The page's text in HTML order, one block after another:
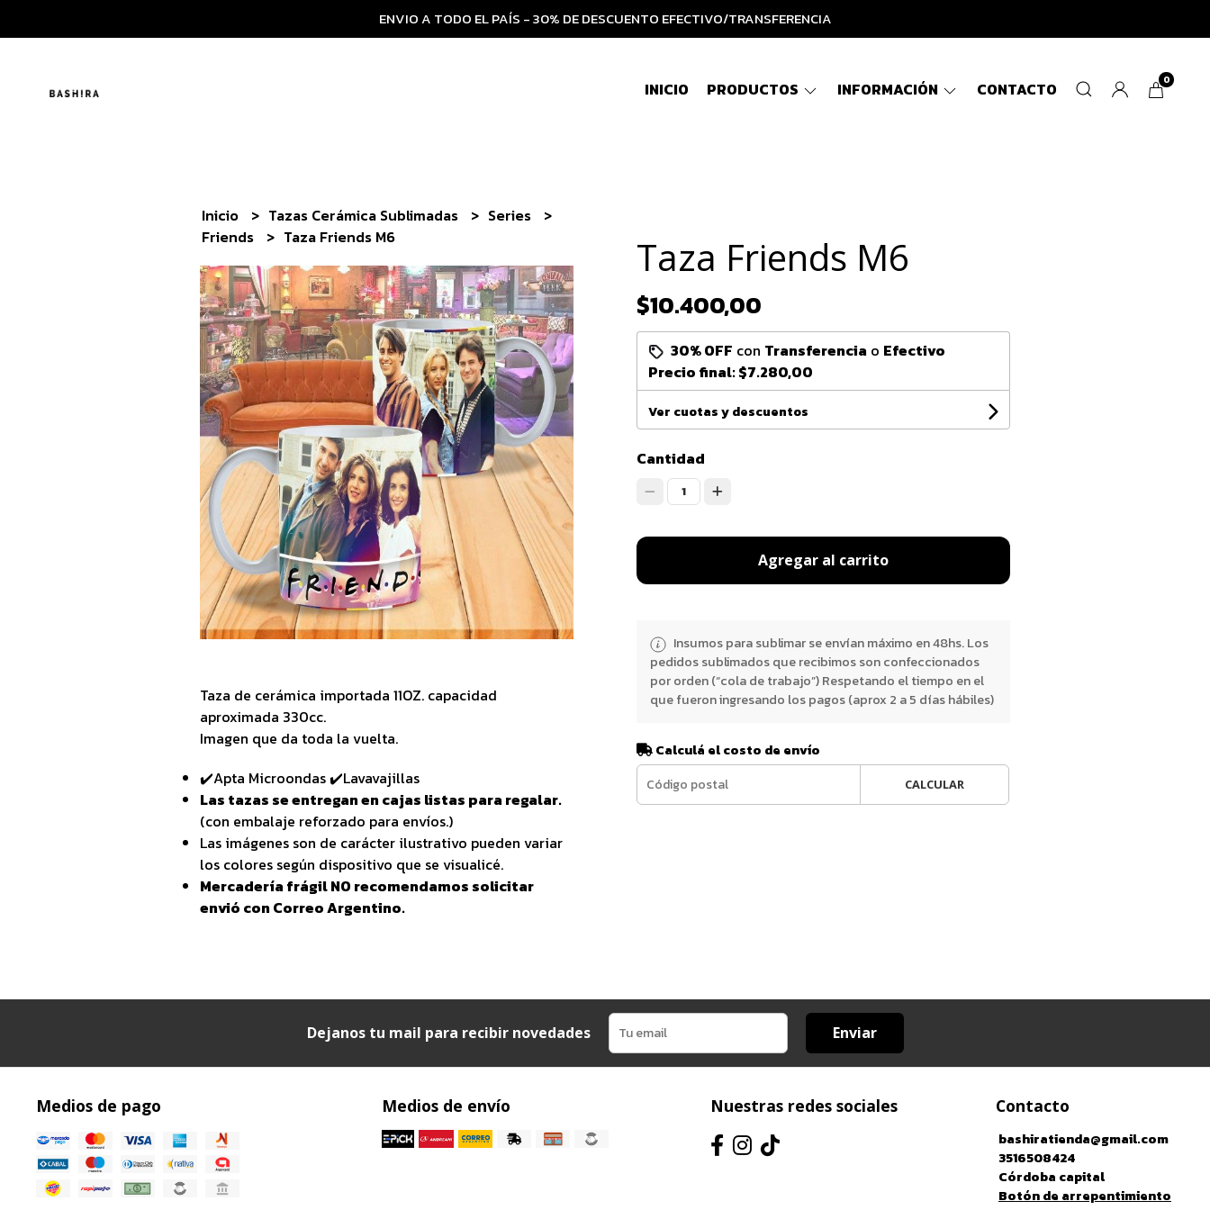
ENVIO A TODO EL PAÍS - 30% DE DESCUENTO EFECTIVO/TRANSFERENCIA
INICIO PRODUCTOS INFORMACIÓN CONTACTO 0
Inicio Tazas Cerámica Sublimadas
Series
Friends
Taza Friends M6
Taza de cerámica importada 11OZ. capacidad
aproximada 330cc.
Imagen que da toda la vuelta.
✔️Apta Microondas ✔️Lavavajillas
Las tazas se entregan en cajas listas para regalar.
(con embalaje reforzado para envíos.)
Las imágenes son de carácter ilustrativo pueden variar
los colores según dispositivo que se visualicé.
Mercadería frágil NO recomendamos solicitar
envió con Correo Argentino.
Taza Friends M6
$10.400,00
30% OFF con Transferencia o Efectivo
Precio final:$7.280,00
Ver cuotas y descuentos
Cantidad
1
Agregar al carrito
Insumos para sublimar se envían máximo en 48hs. Los
pedidos sublimados que recibimos son confeccionados
por orden (“cola de trabajo”) Respetando el tiempo en el
que fueron ingresando los pagos (aprox 2 a 5 días hábiles)
Calculá el costo de envío
CALCULAR
Dejanos tu mail para recibir novedades Enviar
Medios de pago Medios de envío Nuestras redes sociales Contacto
bashiratienda@gmail.com
3516508424
Córdoba capital
Botón de arrepentimiento